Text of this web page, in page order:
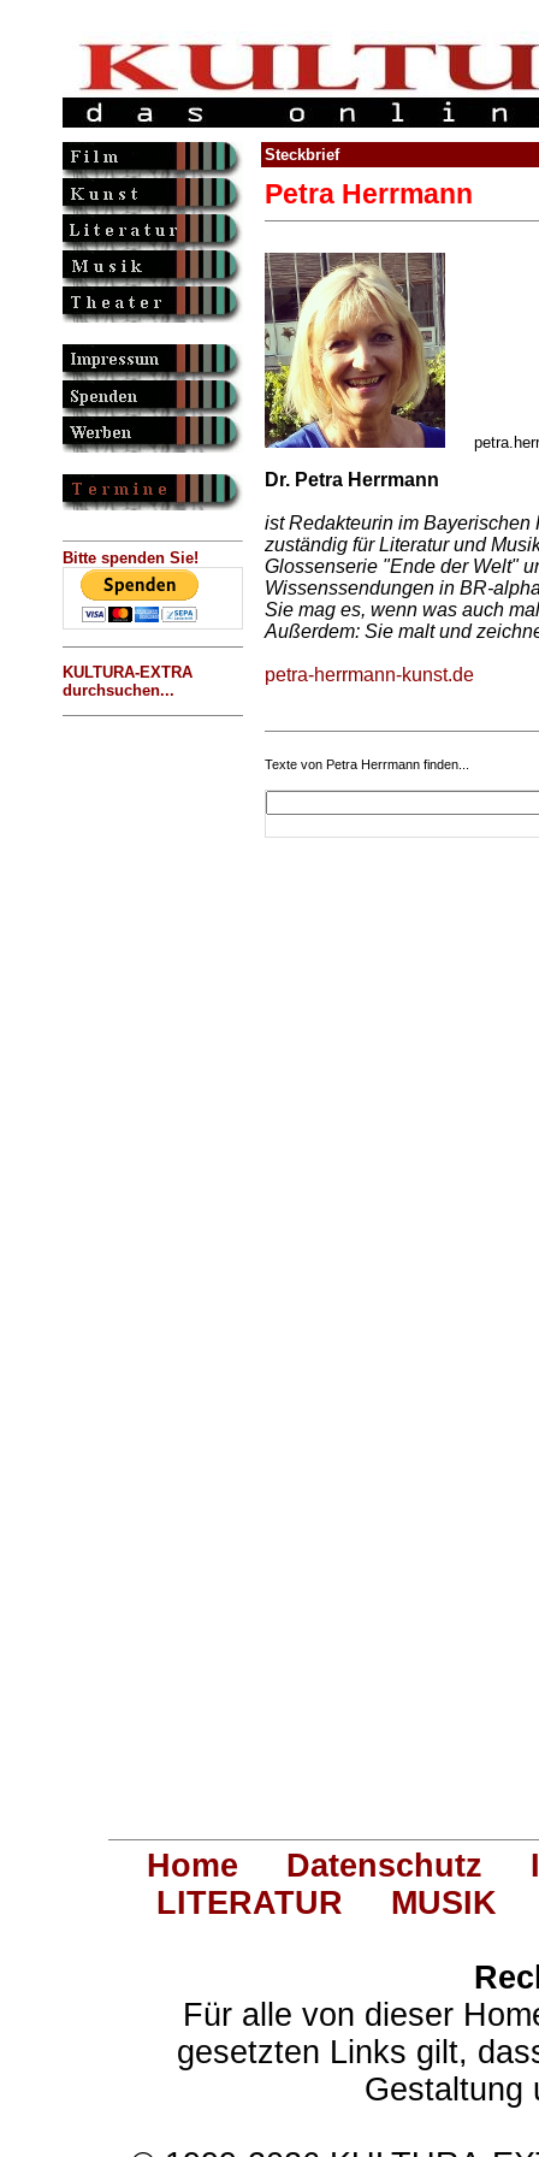
Bitte spenden Sie!
KULTURA-EXTRA
durchsuchen...
Steckbrief
Petra Herrmann
Dr. Petra Herrmann
ist Redakteurin im Bayerischen
zuständig für Literatur und
Glossenserie "Ende der Welt"
Wissenssendungen in BR-
Sie mag es, wenn was auch
Außerdem: Sie malt und
petra-herrmann-kunst.de
Texte von Petra Herrmann finden...
Home Datenschutz
LITERATUR
MUSIK
Für alle von dieser
gesetzten Links gilt,
Gestaltung